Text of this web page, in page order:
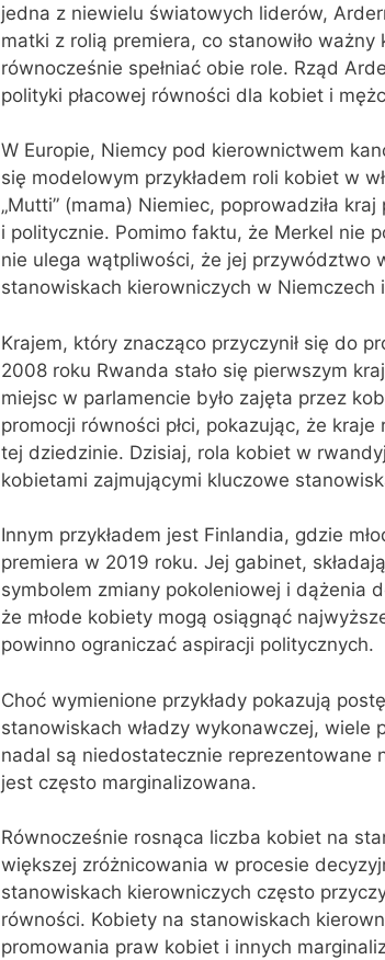
jedna z niewielu światowych liderów,
matki z rolią premiera, co stanowiło
równocześnie spełniać obie role. Rząd
polityki płacowej równości dla kobiet i
W Europie, Niemcy pod kierownictwem
się modelowym przykładem roli kobiet w
„Mutti” (mama) Niemiec, poprowadziła
i politycznie. Pomimo faktu, że Merkel nie
nie ulega wątpliwości, że jej przywództwo
stanowiskach kierowniczych w Niemczech
Krajem, który znacząco przyczynił się do
2008 roku Rwanda stało się pierwszym
miejsc w parlamencie było zajęta przez
promocji równości płci, pokazując, że
tej dziedzinie. Dzisiaj, rola kobiet w
kobietami zajmującymi kluczowe
Innym przykładem jest Finlandia, gdzie
premiera w 2019 roku. Jej gabinet,
symbolem zmiany pokoleniowej i dążenia
że młode kobiety mogą osiągnąć
powinno ograniczać aspiracji politycznych.
Choć wymienione przykłady pokazują
stanowiskach władzy wykonawczej,
nadal są niedostatecznie reprezentowane
jest często marginalizowana.
Równocześnie rosnąca liczba kobiet na
większej zróżnicowania w procesie
stanowiskach kierowniczych często
równości. Kobiety na stanowiskach
promowania praw kobiet i innych